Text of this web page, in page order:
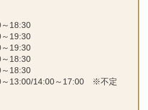
18:30
19:30
19:30
18:30
18:30
13:00/14:00～17:00 ※不定